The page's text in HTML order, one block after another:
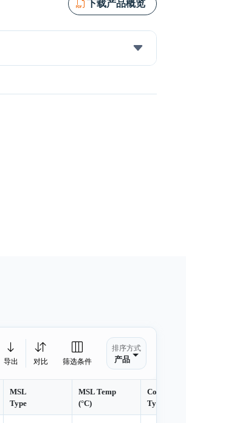
下载产品概览
导出 对比 筛选条件
排序方式
产品
MSL
Type
MSL Temp
(°C)
Container
Type